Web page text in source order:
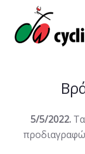
5/5/2022.